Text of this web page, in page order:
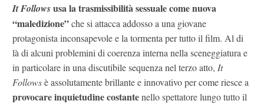
It Followsusa la trasmissibilità sessuale come nuova
“maledizione”che si attacca addosso a una giovane
protagonista inconsapevole e la tormenta per tutto il film. Al di
là di alcuni problemini di coerenza interna nella sceneggiatura e
in particolare in una discutibile sequenza nel terzo atto, It
Followsè assolutamente brillante e innovativo per come riesce a
provocare inquietudine costantenello spettatore lungo tutto il